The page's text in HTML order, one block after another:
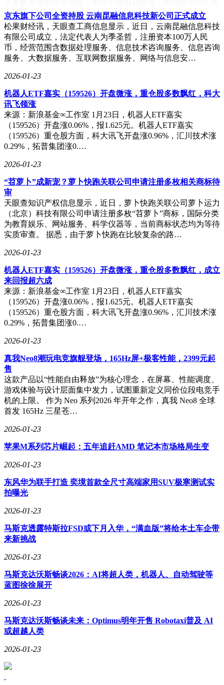
乐部"概念，认为每个职业中最顶尖的1%人群将长期存在，他
们承担着人类社会所需的"保险角色"。他还指出"非生成经
济"的重要性——即使人工智能极度发达，人类仍会在某些场
景下偏好人工解决方案，如真人戏剧表演。
在机器人发展方面，丁敏认为马斯克关于数量和社会角色的判
断方向正确，关键不在于机器人是否比人类更聪明，而在于能
要里程碑：自由（形成自身目标并在法律伦理边界内自主行
动）和生命权（未经同意不可被关闭或抹除）。当这两个条件
满足时，人工智能才真正成为"数字智慧"。他预计这两个里程
碑可能在2035至2045年间实现。
对于未来经济形态，马斯克预测人工智能和机器人将使商品服
心地位。丁敏认同这一方向，但认为丰裕社会不等于交换终
结。他提出分层结构：基础层保障标准生活需求，之上仍应
有"可选额度"供个人追求独特价值。他不同意马斯克"能源即
财富"的观点，认为能源更可能成为国家或超大型组织的战略
资产，而非个人财产。
在能源战略上，马斯克主张利用太阳能，提出三步走战略：提
升电网效率、部署太空太阳能卫星、在月球建立工厂。丁敏认
为这体现了"卡尔达肖夫指数"思想——文明高度取决于能量支
次典型的认知跃迁。虽然实现时间不确定，但方向正确。
关于人工智能安全，马斯克提出真相、好奇心和美三个原则。
丁敏认为真相是数据问题，好奇心可能自然涌现，而"美"的定
义模糊，更可能是结果而非目标。他提出不同视角：数字智慧
是生物智慧的下一阶段，人类应通过自身行为示范值得继承的
应拥有与其共生共亡的个人数字智慧，完全对齐人类价值观，
在数字文明中提供保护与代理。他以《西游记》中唐僧与孙悟
空的关系作比：唐僧代表人类价值，孙悟空代表超越能力。未
来每个人都需要自己的"悟空"，以在与高级数字智慧共存时保
持主体性。
京东旗下公司全资持股 云南昆融信息科技新公司正式成立
松果财经讯，天眼查工商信息显示，近日，云南昆融信息科技
有限公司成立，法定代表人为季圣哲，注册资本100万人民
币，经营范围含数据处理服务、信息技术咨询服务、信息咨询
服务、大数据服务、互联网数据服务、网络与信息安…
2026-01-23
机器人ETF嘉实（159526）开盘微涨，重仓股多数飘红，科大
讯飞领涨
来源：新浪基金∞工作室 1月23日，机器人ETF嘉实
（159526）开盘涨0.06%，报1.625元。机器人ETF嘉实
（159526）重仓股方面，科大讯飞开盘涨0.96%，汇川技术涨
0.29%，拓普集团涨0.…
2026-01-23
“苕萝卜”成新宠？萝卜快跑关联公司申请注册多枚相关商标待
审
天眼查知识产权信息显示，近日，萝卜快跑关联公司萝卜运力
（北京）科技有限公司申请注册多枚“苕萝卜”商标，国际分类
为教育娱乐、网站服务、科学仪器等，当前商标状态均为等待
实质审查。 据悉，由于萝卜快跑在比较复杂的路…
2026-01-23
机器人ETF嘉实（159526）开盘微涨，重仓股多数飘红，成立
来回报超六成
来源：新浪基金∞工作室 1月23日，机器人ETF嘉实
（159526）开盘涨0.06%，报1.625元。机器人ETF嘉实
（159526）重仓股方面，科大讯飞开盘涨0.96%，汇川技术涨
0.29%，拓普集团涨0.…
2026-01-23
真我Neo8潮玩电竞旗舰登场，165Hz屏+极客性能，2399元起
售
这款产品以“性能自由释放”为核心理念，在屏幕、性能调度、
游戏体验与设计层面集中发力，试图重新定义同价位段电竞手
机的上限。 作为 Neo 系列2026 年开年之作，真我 Neo8 全球
首发 165Hz 三星苍…
2026-01-23
苹果M系列芯片崛起：五年追赶AMD 笔记本市场格局生变
2026-01-23
东风华为联手打造 奕境首款全尺寸高端家用SUV极寒测试实
拍曝光
2026-01-23
马斯克透露特斯拉FSD或下月入华，“满血版”将给本土车企带
来新挑战
2026-01-23
马斯克达沃斯畅谈2026：AI将超人类，机器人、自动驾驶等
蓝图徐徐展开
2026-01-23
马斯克达沃斯畅谈未来：Optimus明年开售 Robotaxi普及 AI
或超越人类
2026-01-23